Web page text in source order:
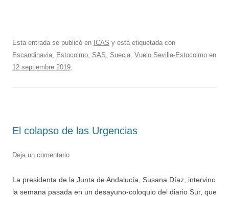
Esta entrada se publicó en ICAS y está etiquetada con
Escandinavia, Estocolmo, SAS, Suecia, Vuelo Sevilla-Estocolmo en
12 septiembre 2019.
El colapso de las Urgencias
Deja un comentario
La presidenta de la Junta de Andalucía, Susana Díaz, intervino
la semana pasada en un desayuno-coloquio del diario Sur, que